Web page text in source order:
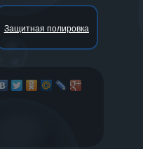
Защитная полировка